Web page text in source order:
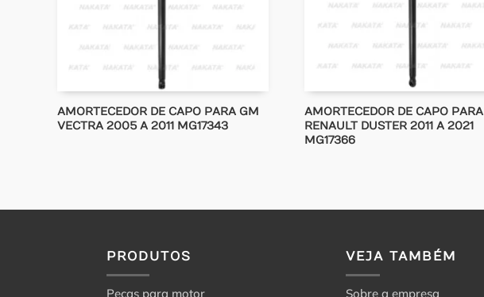
AMORTECEDOR DE CAPO PARA GM
VECTRA 2005 A 2011 MG17343
AMORTECEDOR DE CAPO PARA
RENAULT DUSTER 2011 A 2021
MG17366
PRODUTOS
Peças para motor
VEJA TAMBÉM
Sobre a empresa